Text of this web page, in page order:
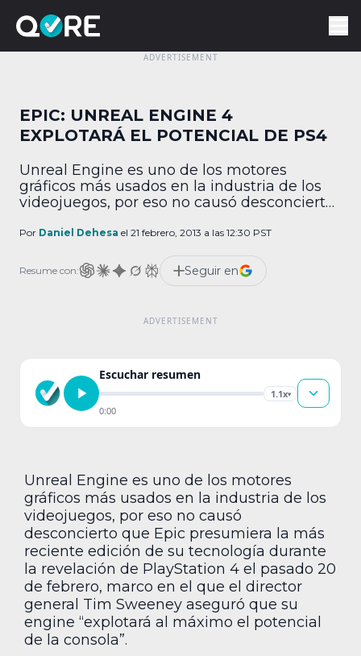
EPIC: UNREAL ENGINE 4
EXPLOTARÁ EL POTENCIAL DE PS4
Unreal Engine es uno de los motores
gráficos más usados en la industria de los
videojuegos, por eso no causó desconcierto
edición de su tecnología durante la
febrero, marco en el que el director general
Tim Sweeney aseguró que su engine […]
Por Daniel Dehesa el 21 febrero, 2013 a las 12:30 PST
Resume con: Seguir en
Escuchar resumen
1.1x▾
0:00
Unreal Engine es uno de los motores
gráficos más usados en la industria de los
videojuegos, por eso no causó
desconcierto que Epic presumiera la más
reciente edición de su tecnología durante
la revelación de PlayStation 4 el pasado 20
de febrero, marco en el que el director
general Tim Sweeney aseguró que su
engine “explotará al máximo el potencial
de la consola”.